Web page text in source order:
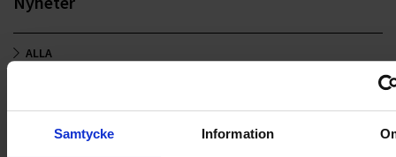
Samtycke Information
ALLA
LANDSKRONA